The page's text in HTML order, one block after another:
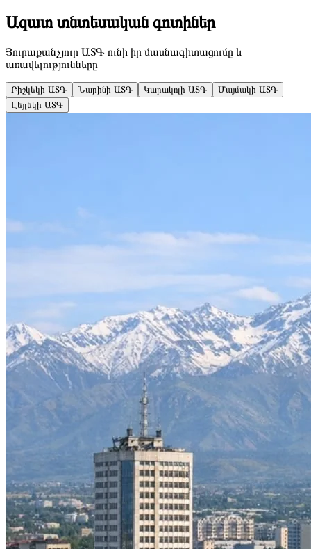
Ազատ տնտեսական գոտիներ
Յուրաքանչյուր ԱՏԳ ունի իր մասնագիտացումը և
առավելությունները
Բիշկեկի ԱՏԳ Նարինի ԱՏԳ Կարակոլի ԱՏԳ
Մայմակի ԱՏԳ
Լեյլեկի ԱՏԳ